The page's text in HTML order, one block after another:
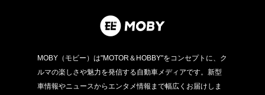
MOBY（モビー）は"MOTOR＆HOBBY"をコンセプトに、ク
ルマの楽しさや魅力を発信する自動車メディアです。新型
車情報やニュースからエンタメ情報まで幅広くお届けしま